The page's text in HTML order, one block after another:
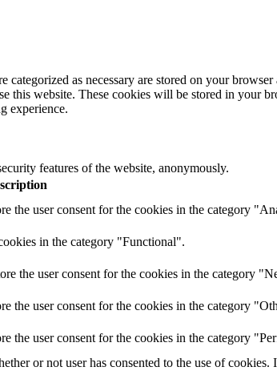
as necessary are stored on your browser
this website. These cookies will be stored in your
experience.
features of the website, anonymously.
the user consent for the cookies in the category
in the category "Functional".
the user consent for the cookies in the category
the user consent for the cookies in the category
the user consent for the cookies in the category
or not user has consented to the use of cookies.